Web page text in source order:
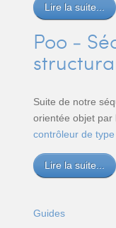
Lire la suite...
Poo -
Suite de notre
orientée objet par
contrôleur de type
Lire la suite...
Guides